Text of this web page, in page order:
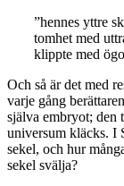
”hennes yttre
tomhet med
klippte med
Och så är det med
varje gång
själva embryot; den
universum kläcks. I
sekel, och hur
sekel svälja?